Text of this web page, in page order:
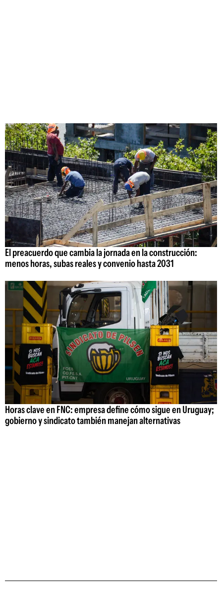
El preacuerdo que cambia la jornada en la construcción:
menos horas, subas reales y convenio hasta 2031
Horas clave en FNC: empresa define cómo sigue en Uruguay;
gobierno y sindicato también manejan alternativas